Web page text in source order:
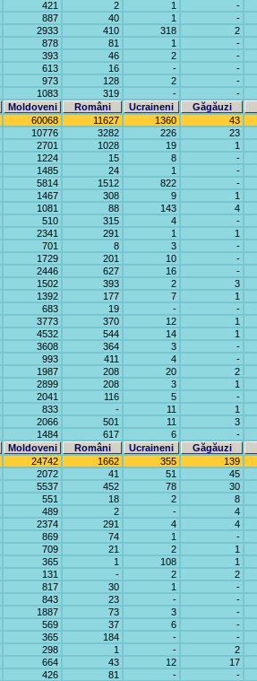
421 2 1
-
887 40 1
-
2933 410 318
2
878 81 1
-
393 46 2
-
613 16 -
-
973 128 2
-
1083 319 -
-
Moldoveni Români Ucraineni
Găgăuzi
60068 11627 1360
43
10776 3282 226
23
2701 1028 19
1
1224 15 8
-
1485 24 1
-
5814 1512 822
-
1467 308 9
1
1081 88 143
4
510 315 4
-
2341 291 1
1
701 8 3
-
1729 201 10
-
2446 627 16
-
1502 393 2
3
1392 177 7
1
683 19 -
-
3773 370 12
1
4532 544 14
1
3608 364 3
-
993 411 4
-
1987 208 20
2
2899 208 3
1
2041 116 5
-
833 - 11
1
2066 501 11
3
1484 617 6
-
Moldoveni Români Ucraineni
Găgăuzi
24742 1662 355
139
2072 41 51
45
5537 452 78
30
551 18 2
8
489 2 -
4
2374 291 4
4
869 74 1
-
709 21 2
1
365 1 108
1
131 - 2
2
817 30 1
-
843 23 -
-
1887 73 3
-
569 37 6
-
365 184 -
-
298 1 -
2
664 43 12
17
426 81 -
-